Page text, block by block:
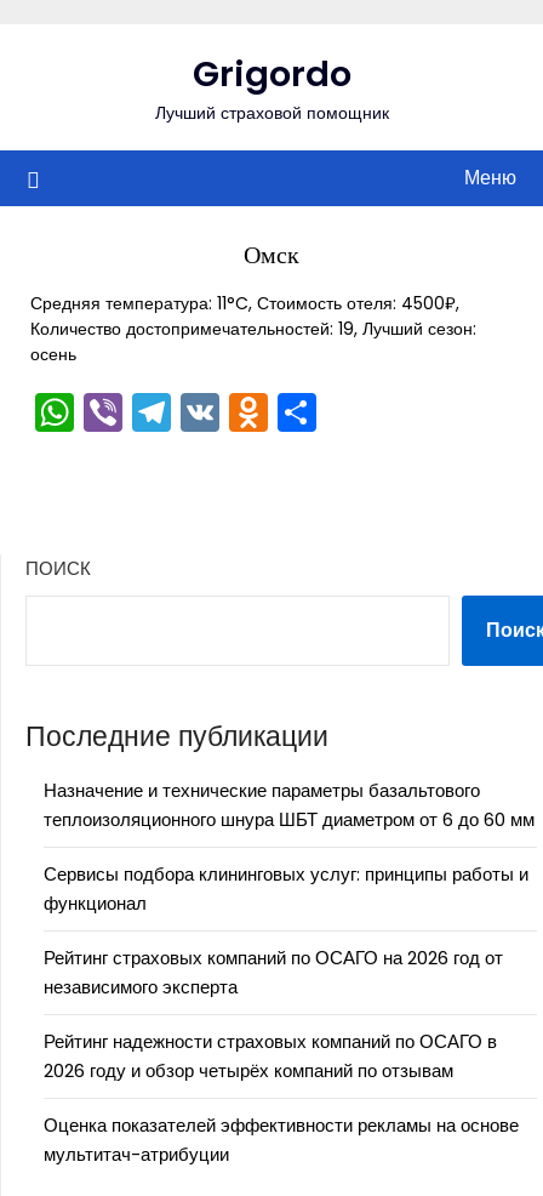
Grigordo
Лучший страховой помощник
Меню
Омск
Средняя температура: 11°C, Стоимость отеля: 4500₽,
Количество достопримечательностей: 19, Лучший сезон:
осень
WhatsApp
ViberTelegram
VKOdnoklassniki
ПОИСК
Последние публикации
Назначение и технические параметры базальтового
теплоизоляционного шнура ШБТ диаметром от 6 до 60 мм
Сервисы подбора клининговых услуг: принципы работы и
функционал
Рейтинг страховых компаний по ОСАГО на 2026 год от
независимого эксперта
Рейтинг надежности страховых компаний по ОСАГО в
2026 году и обзор четырёх компаний по отзывам
Оценка показателей эффективности рекламы на основе
мультитач-атрибуции